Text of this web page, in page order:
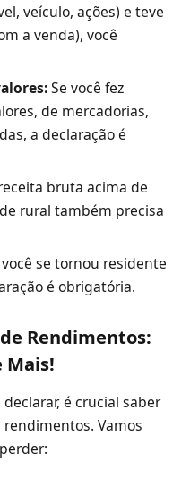
veículo, ações) e teve
a venda), você
Se você fez
de mercadorias,
a declaração é
bruta acima de
rural também precisa
você se tornou residente
é obrigatória.
Rendimentos:
Mais!
é crucial saber
Vamos